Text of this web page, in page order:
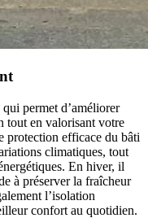
permet d’améliorer
tout en valorisant votre
protection efficace du bâti
climatiques, tout
En hiver, il
à préserver la fraîcheur
l’isolation
confort au quotidien.